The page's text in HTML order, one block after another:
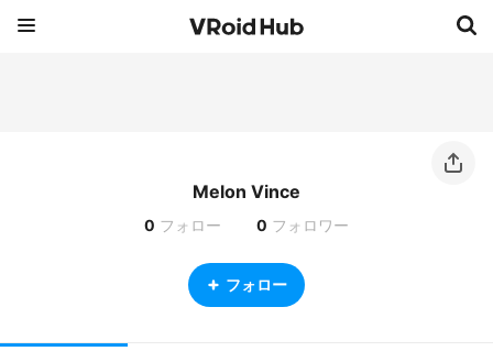
Melon Vince
0 フォロー 0 フォロワー
フォロー